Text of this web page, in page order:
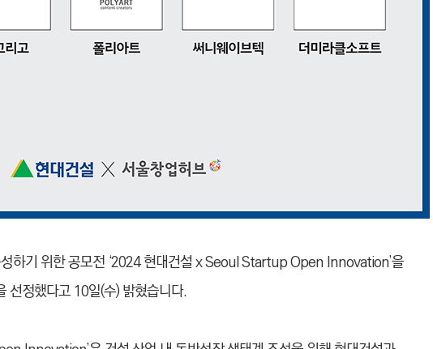
하기 위한 공모전 ‘2024 현대건설 x Seoul Startup Open Innovation’을
선정했다고 10일(수) 밝혔습니다.